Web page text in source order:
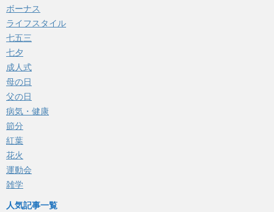
ボーナス
ライフスタイル
七五三
七夕
成人式
母の日
父の日
病気・健康
節分
紅葉
花火
運動会
雑学
人気記事一覧